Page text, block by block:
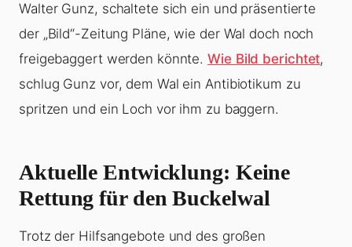
Walter Gunz, schaltete sich ein und präsentierte
der „Bild“-Zeitung Pläne, wie der Wal doch noch
freigebaggert werden könnte.Wie Bild berichtet,
schlug Gunz vor, dem Wal ein Antibiotikum zu
spritzen und ein Loch vor ihm zu baggern.
Aktuelle Entwicklung: Keine
Rettung für den Buckelwal
Trotz der Hilfsangebote und des großen